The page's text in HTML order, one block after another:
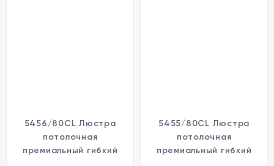
5456/80CL Люстра
потолочная
премиальный гибкий
5455/80CL Люстра
потолочная
премиальный гибкий